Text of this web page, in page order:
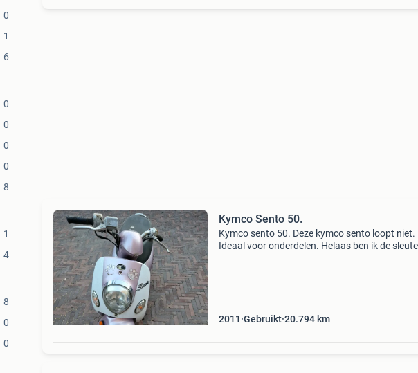
0
1
6
0
0
0
0
8
1
4
8
0
0
Kymco Sento 50.
Kymco sento 50. Deze kymco sento loopt niet.
Ideaal voor onderdelen. Helaas ben ik de sleutel
2011 Gebruikt 20.794 km